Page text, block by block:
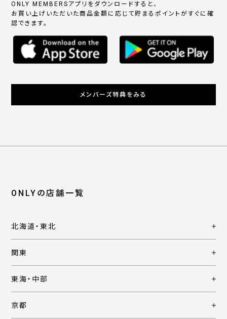
ONLY MEMBERSアプリをダウンロードすると、
お買い上げいただいた商品金額に応じて貯まるポイントがすぐに確
認できます。
メンバーズ特典をみる
ONLYの店舗一覧
北海道・東北
関東
東海・中部
京都